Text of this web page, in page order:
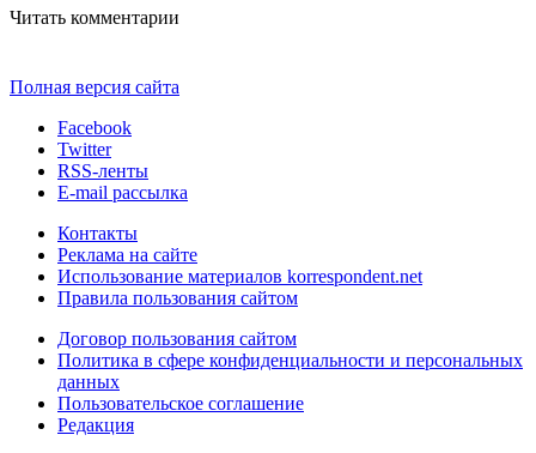
Читать комментарии
Полная версия сайта
Facebook
Twitter
RSS-ленты
E-mail рассылка
Контакты
Реклама на сайте
Использование материалов korrespondent.net
Правила пользования сайтом
Договор пользования сайтом
Политика в сфере конфиденциальности и персональных
данных
Пользовательское соглашение
Редакция